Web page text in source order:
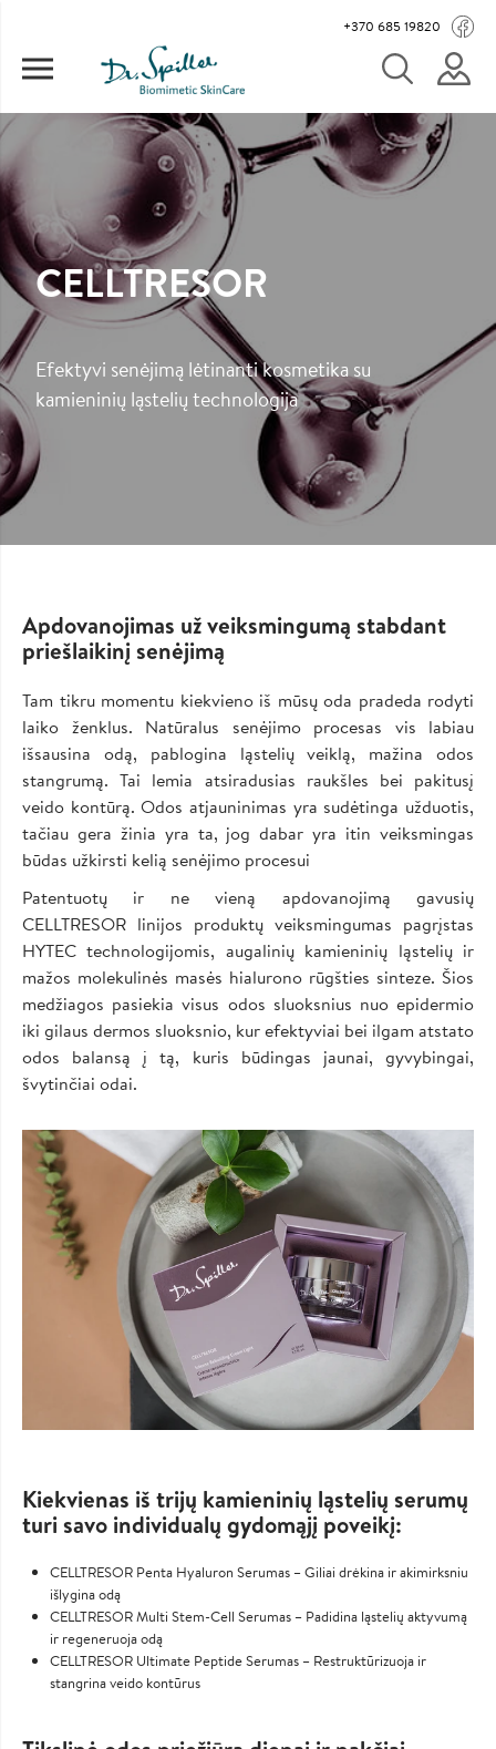
+370 685 19820
CELLTRESOR
Efektyvi senėjimą lėtinanti kosmetika su
kamieninių ląstelių technologija
Image
Apdovanojimas už veiksmingumą stabdant
priešlaikinį senėjimą
Tam tikru momentu kiekvieno iš mūsų oda pradeda rodyti
laiko ženklus. Natūralus senėjimo procesas vis labiau
išsausina odą, pablogina ląstelių veiklą, mažina odos
stangrumą. Tai lemia atsiradusias raukšles bei pakitusį
veido kontūrą. Odos atjauninimas yra sudėtinga užduotis,
tačiau gera žinia yra ta, jog dabar yra itin veiksmingas
būdas užkirsti kelią senėjimo procesui
Patentuotų ir ne vieną apdovanojimą gavusių
CELLTRESOR linijos produktų veiksmingumas pagrįstas
HYTEC technologijomis, augalinių kamieninių ląstelių ir
mažos molekulinės masės hialurono rūgšties sinteze. Šios
medžiagos pasiekia visus odos sluoksnius nuo epidermio
iki gilaus dermos sluoksnio, kur efektyviai bei ilgam atstato
odos balansą į tą, kuris būdingas jaunai, gyvybingai,
švytinčiai odai.
Kiekvienas iš trijų kamieninių ląstelių serumų
turi savo individualų gydomąjį poveikį:
CELLTRESOR Penta Hyaluron Serumas – Giliai drėkina ir akimirksniu
išlygina odą
CELLTRESOR Multi Stem-Cell Serumas – Padidina ląstelių aktyvumą
ir regeneruoja odą
CELLTRESOR Ultimate Peptide Serumas – Restruktūrizuoja ir
stangrina veido kontūrus